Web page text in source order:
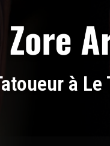
à